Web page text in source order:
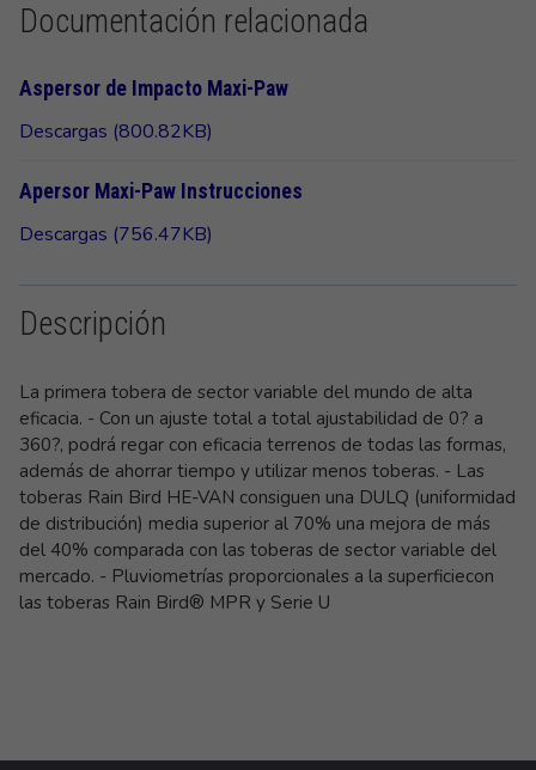
Documentación relacionada
Aspersor de Impacto Maxi-Paw
Descargas (800.82KB)
Apersor Maxi-Paw Instrucciones
Descargas (756.47KB)
Descripción
La primera tobera de sector variable del mundo de alta
eficacia. - Con un ajuste total a total ajustabilidad de 0? a
360?, podrá regar con eficacia terrenos de todas las formas,
además de ahorrar tiempo y utilizar menos toberas. - Las
toberas Rain Bird HE-VAN consiguen una DULQ (uniformidad
de distribución) media superior al 70% una mejora de más
del 40% comparada con las toberas de sector variable del
mercado. - Pluviometrías proporcionales a la superficiecon
las toberas Rain Bird® MPR y Serie U